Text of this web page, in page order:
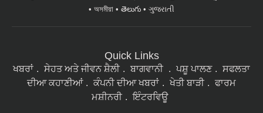
ਸੇਹਤ ਅਤੇ ਜੀਵਨ ਸ਼ੈਲੀ ਬਾਗਵਾਨੀ
ਦੀਆ ਕਹਾਣੀਆਂ
ਕੰਪਨੀ ਦੀਆ ਖਬਰਾਂ ਖੇਤੀ ਬਾੜੀ
ਫਾਰਮ
ਮਸ਼ੀਨਰੀ
ਇੰਟਰਵਿਊ